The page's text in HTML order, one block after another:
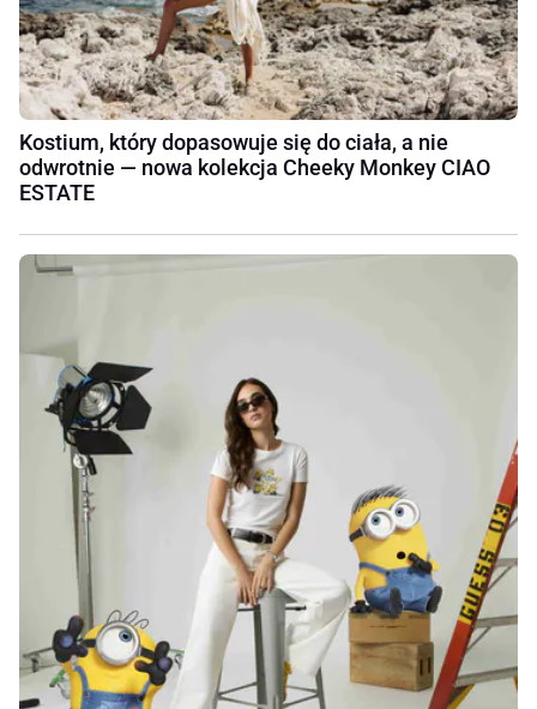
Kostium, który dopasowuje się do ciała, a nie
odwrotnie — nowa kolekcja Cheeky Monkey CIAO
ESTATE